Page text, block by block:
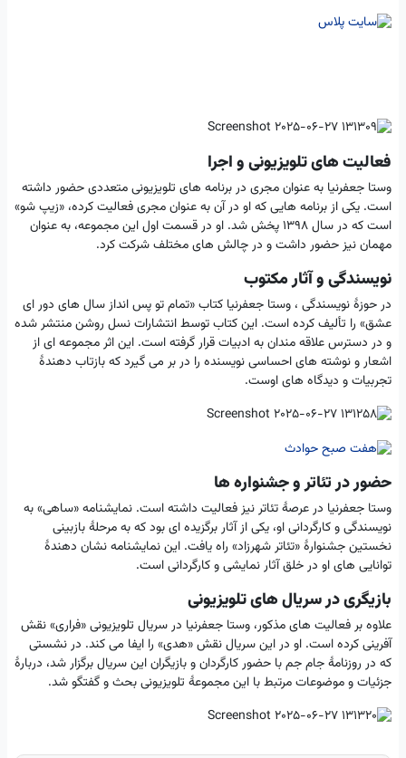
فعالیت های تلویزیونی و اجرا
وستا جعفرنیا به عنوان مجری در برنامه های تلویزیونی متعددی حضور داشته
است. یکی از برنامه هایی که او در آن به عنوان مجری فعالیت کرده، «زیپ شو»
است که در سال ۱۳۹۸ پخش شد. او در قسمت اول این مجموعه، به عنوان
مهمان نیز حضور داشت و در چالش های مختلف شرکت کرد.
نویسندگی و آثار مکتوب
در حوزهٔ نویسندگی ، وستا جعفرنیا کتاب «تمام تو پس انداز سال های دور ای
عشق» را تألیف کرده است. این کتاب توسط انتشارات نسل روشن منتشر شده
و در دسترس علاقه مندان به ادبیات قرار گرفته است. این اثر مجموعه ای از
اشعار و نوشته های احساسی نویسنده را در بر می گیرد که بازتاب دهندهٔ
تجربیات و دیدگاه های اوست.
حضور در تئاتر و جشنواره ها
وستا جعفرنیا در عرصهٔ تئاتر نیز فعالیت داشته است. نمایشنامه «ساهی» به
نویسندگی و کارگردانی او، یکی از آثار برگزیده ای بود که به مرحلهٔ بازبینی
نخستین جشنوارهٔ «تئاتر شهرزاد» راه یافت. این نمایشنامه نشان دهندهٔ
توانایی های او در خلق آثار نمایشی و کارگردانی است.
بازیگری در سریال های تلویزیونی
علاوه بر فعالیت های مذکور، وستا جعفرنیا در سریال تلویزیونی «فراری» نقش
آفرینی کرده است. او در این سریال نقش «هدی» را ایفا می کند. در نشستی
که در روزنامهٔ جام جم با حضور کارگردان و بازیگران این سریال برگزار شد، دربارهٔ
جزئیات و موضوعات مرتبط با این مجموعهٔ تلویزیونی بحث و گفتگو شد.